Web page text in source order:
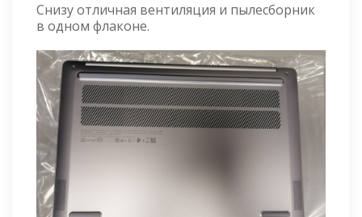
Снизу отличная вентиляция и пылесборник
в одном флаконе.